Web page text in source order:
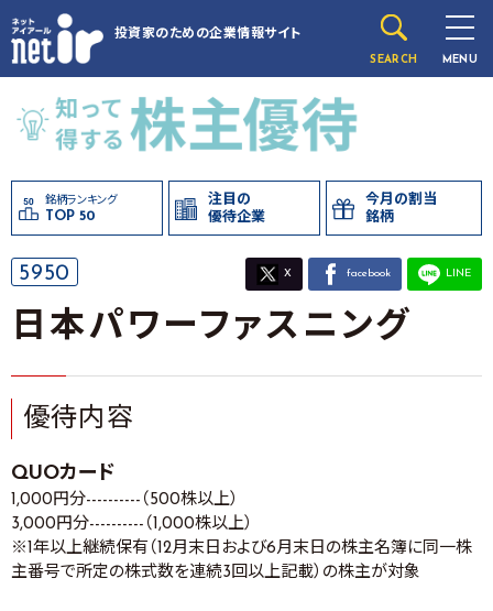
投資家のための企業情報サイト
SEARCH MENU
銘柄ランキング
TOP 50
注目の
優待企業
今月の割当
銘柄
5950 X facebook LINE
日本パワーファスニング
優待内容
QUOカード
1,000円分----------（500株以上）
3,000円分----------（1,000株以上）
※1年以上継続保有（12月末日および6月末日の株主名簿に同一株
主番号で所定の株式数を連続3回以上記載）の株主が対象